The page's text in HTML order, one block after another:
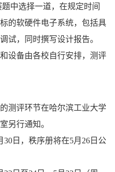
中选择一道，在规定时间
的软硬件电子系统，包括具
试，同时撰写设计报告。
设备由各校自行安排，测评
测评环节在哈尔滨工业大学
另行通知。
30 日，秩序册将在5月 26 日公